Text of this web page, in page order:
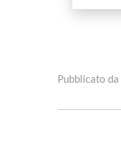
Pubblicato da